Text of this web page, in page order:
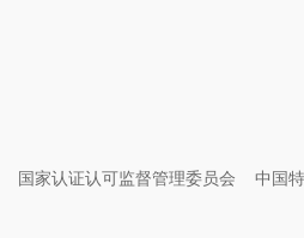
国家认证认可监督管理委员会 中国